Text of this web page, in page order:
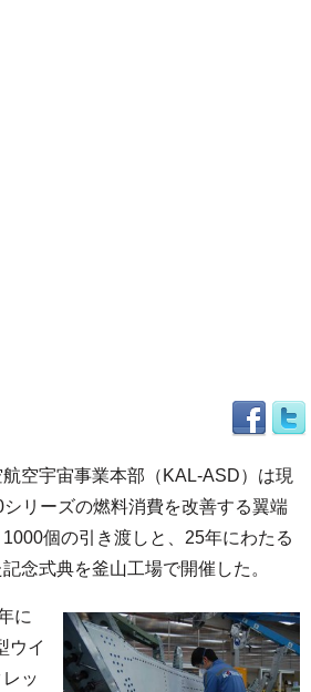
空宇宙事業本部（KAL-ASD）は現
リーズの燃料消費を改善する翼端
個の引き渡しと、25年にわたる
念式典を釜山工場で開催した。
に
ウイ
ッ